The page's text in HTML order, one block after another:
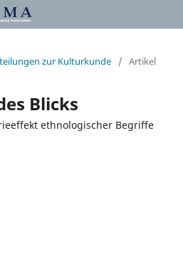
zur Kulturkunde
/ Artikel
Blicks
ethnologischer Begriffe